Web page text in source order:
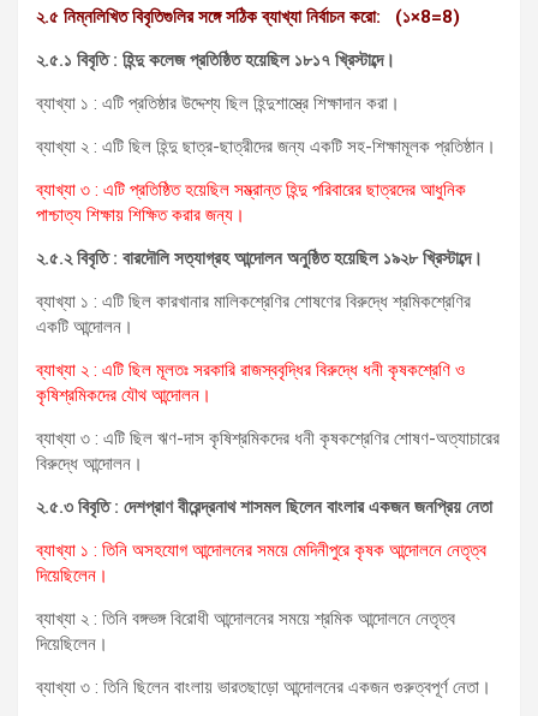
২.৫ নিম্নলিখিত বিবৃতিগুলির সঙ্গে সঠিক ব্যাখ্যা নির্বাচন করো: (১×8=8)
২.৫.১ বিবৃতি : হিন্দু কলেজ প্রতিষ্ঠিত হয়েছিল ১৮১৭ খ্রিস্টাব্দে।
ব্যাখ্যা ১ : এটি প্রতিষ্ঠার উদ্দেশ্য ছিল হিন্দুশাস্ত্রে শিক্ষাদান করা।
ব্যাখ্যা ২ : এটি ছিল হিন্দু ছাত্র-ছাত্রীদের জন্য একটি সহ-শিক্ষামূলক প্রতিষ্ঠান।
ব্যাখ্যা ৩ : এটি প্রতিষ্ঠিত হয়েছিল সম্ভ্রান্ত হিন্দু পরিবারের ছাত্রদের আধুনিক
পাশ্চাত্য শিক্ষায় শিক্ষিত করার জন্য ।
২.৫.২ বিবৃতি : বারদৌলি সত্যাগ্রহ আন্দোলন অনুষ্ঠিত হয়েছিল ১৯২৮ খ্রিস্টাব্দে।
ব্যাখ্যা ১ : এটি ছিল কারখানার মালিকশ্রেণির শোষণের বিরুদ্ধে শ্রমিকশ্রেণির
একটি আন্দোলন।
ব্যাখ্যা ২ : এটি ছিল মূলতঃ সরকারি রাজস্ববৃদ্ধির বিরুদ্ধে ধনী কৃষকশ্রেণি ও
কৃষিশ্রমিকদের যৌথ আন্দোলন।
ব্যাখ্যা ৩ : এটি ছিল ঋণ-দাস কৃষিশ্রমিকদের ধনী কৃষকশ্রেণির শোষণ-অত্যাচারের
বিরুদ্ধে আন্দোলন।
২.৫.৩ বিবৃতি: দেশপ্রাণ বীরেন্দ্রনাথ শাসমল ছিলেন বাংলার একজন জনপ্রিয় নেতা
ব্যাখ্যা ১ : তিনি অসহযোগ আন্দোলনের সময়ে মেদিনীপুরে কৃষক আন্দোলনে নেতৃত্ব
দিয়েছিলেন।
ব্যাখ্যা ২ : তিনি বঙ্গভঙ্গ বিরোধী আন্দোলনের সময়ে শ্রমিক আন্দোলনে নেতৃত্ব
দিয়েছিলেন।
ব্যাখ্যা ৩ : তিনি ছিলেন বাংলায় ভারতছাড়ো আন্দোলনের একজন গুরুত্বপূর্ণ নেতা।